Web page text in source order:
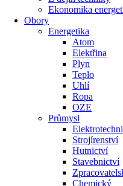
Ekonomika
Obory
Energetika
Atom
Elektřina
Plyn
Teplo
Uhlí
Ropa
OZE
Průmysl
Strojírenství
Hutnictví
Stavebnictví
Chemický